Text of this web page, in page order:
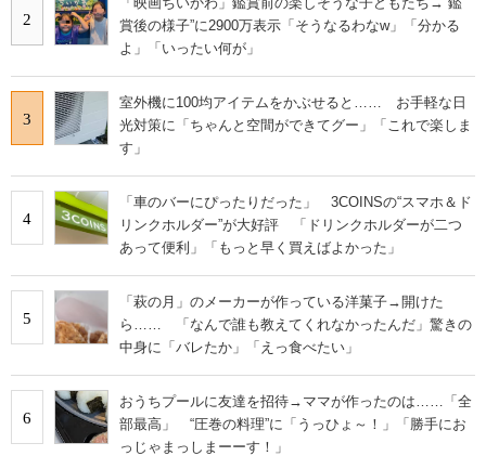
2
賞後の様子”に2900万表示「そうなるわなw」「分かる
よ」「いったい何が」
3
室外機に100均アイテムをかぶせると…… お手軽な日
光対策に「ちゃんと空間ができてグー」「これで楽しま
す」
4
「車のバーにぴったりだった」 3COINSの“スマホ＆ド
リンクホルダー”が大好評 「ドリンクホルダーが二つ
あって便利」「もっと早く買えばよかった」
5
「萩の月」のメーカーが作っている洋菓子→開けた
ら…… 「なんで誰も教えてくれなかったんだ」驚きの
中身に「バレたか」「えっ食べたい」
6
おうちプールに友達を招待→ママが作ったのは……「全
部最高」 “圧巻の料理”に「うっひょ～！」「勝手にお
っじゃまっしまーーす！」